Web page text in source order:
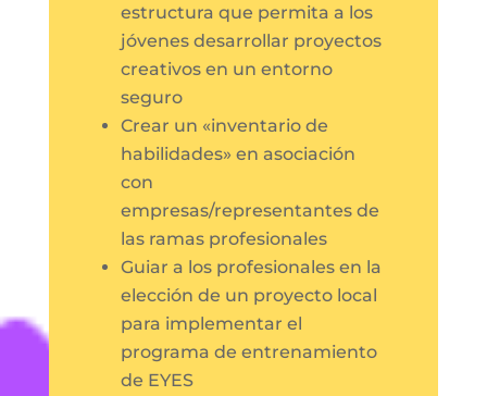
estructura que permita a los
jóvenes desarrollar proyectos
creativos en un entorno
seguro
Crear un «inventario de
habilidades» en asociación
con
empresas/representantes de
las ramas profesionales
Guiar a los profesionales en la
elección de un proyecto local
para implementar el
programa de entrenamiento
de EYES